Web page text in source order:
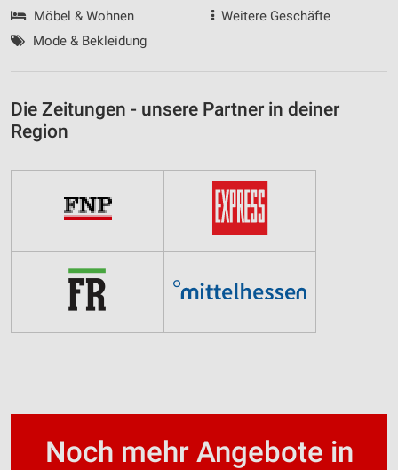
Möbel & Wohnen
Mode & Bekleidung
Weitere Geschäfte
Die Zeitungen - unsere Partner in deiner
Region
Noch mehr Angebote in